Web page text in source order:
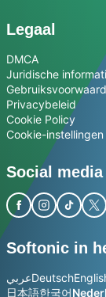
Legaal
DMCA
Juridische
Privacybeleid
Cookie Policy
Cookie-instellingen
Social media
Softonic in
عربيDeutsch
日本語한국어